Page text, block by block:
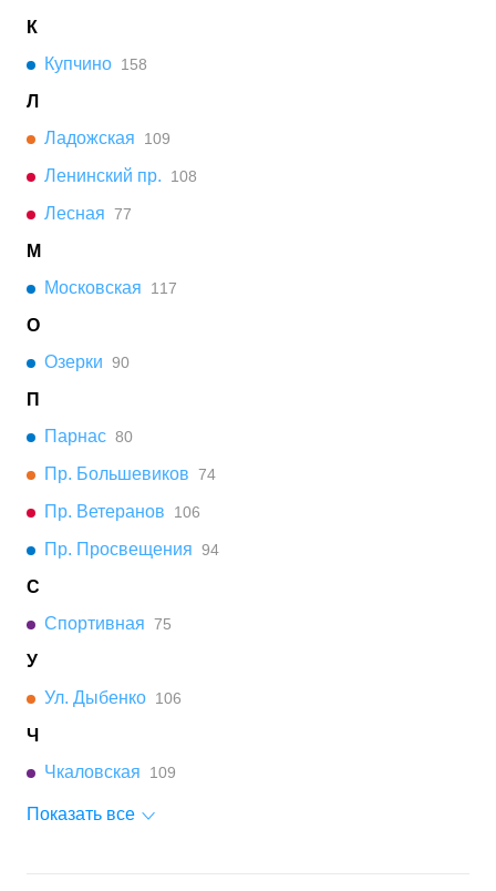
К
Купчино 158
Л
Ладожская
109
Ленинский пр. 108
Лесная 77
М
Московская
117
О
Озерки 90
П
Парнас 80
Пр. Большевиков 74
Пр. Ветеранов 106
Пр. Просвещения 94
С
Спортивная 75
У
Ул. Дыбенко 106
Ч
Чкаловская
109
Показать все